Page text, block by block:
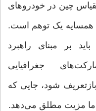
چین در خودروهای
همسایه یک توهم است.
بر مبنای راهبرد
جغرافیایی
(i(Geographic Niche Markets بازتعریف شود، جایی که
ما مزیت مطلق می‌دهد.